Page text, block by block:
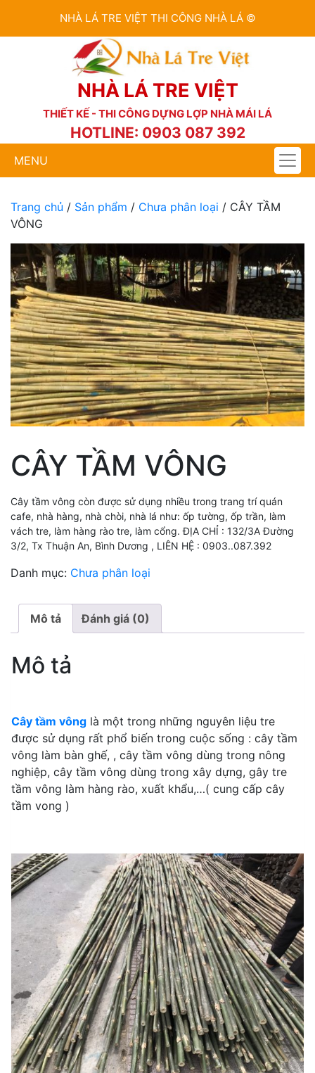
NHÀ LÁ TRE VIỆT THI CÔNG NHÀ LÁ ©
NHÀ LÁ TRE VIỆT
THIẾT KẾ - THI CÔNG DỰNG LỢP NHÀ MÁI LÁ
HOTLINE: 0903 087 392
MENU
Trang chủ / Sản phẩm / Chưa phân loại / CÂY TẦM
VÔNG
CÂY TẦM VÔNG
Cây tầm vông còn được sử dụng nhiều trong trang trí quán
cafe, nhà hàng, nhà chòi, nhà lá như: ốp tường, ốp trần, làm
vách tre, làm hàng rào tre, làm cổng. ĐỊA CHỈ : 132/3A Đường
3/2, Tx Thuận An, Bình Dương , LIÊN HỆ : 0903..087.392
Danh mục: Chưa phân loại
Mô tả Đánh giá (0)
Mô tả
Cây tầm vông là một trong những nguyên liệu tre
được sử dụng rất phổ biến trong cuộc sống : cây tầm
vông làm bàn ghế, , cây tầm vông dùng trong nông
nghiệp, cây tầm vông dùng trong xây dựng, gây tre
tầm vông làm hàng rào, xuất khẩu,…( cung cấp cây
tầm vong )